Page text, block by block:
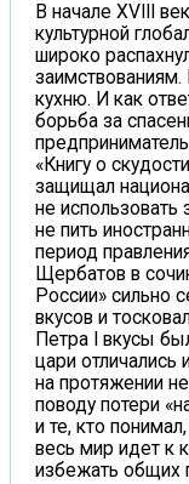
В начале XVIII
культурной
широко
кухню. И как
борьба за
«Книгу о
защищал
не использовать
не пить
период
Щербатов в
России» сильно
вкусов и
Петра I вкусы
цари отличались
на протяжении
поводу потери
и те, кто
весь мир идет к
избежать общих